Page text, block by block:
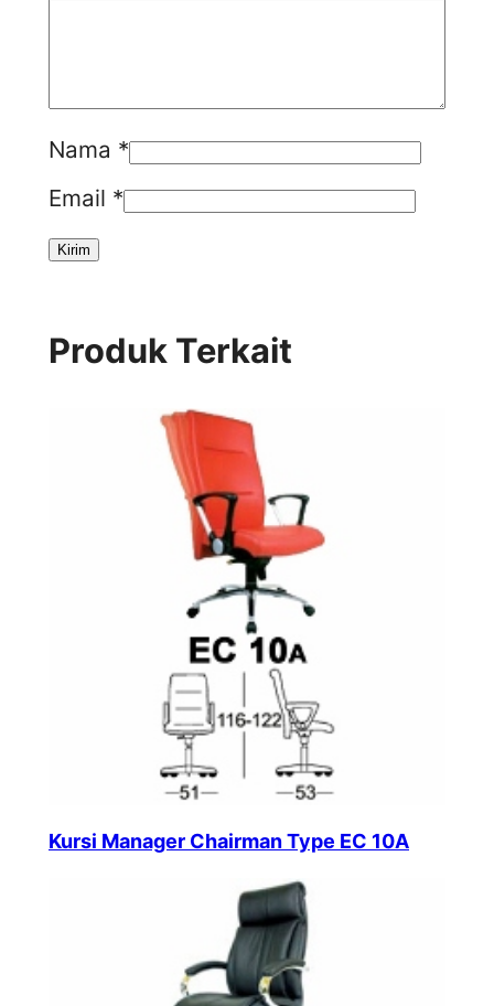
Nama *
Email *
Produk Terkait
Kursi Manager Chairman Type EC 10A